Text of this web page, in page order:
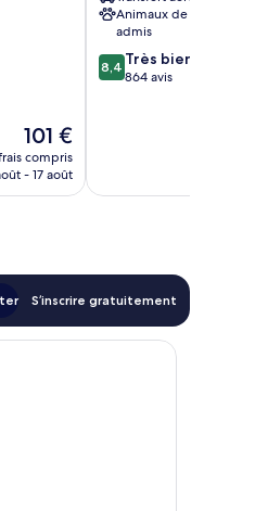
Le
nouveau
prix
101 €
compris
- 17 août
Animaux de compagnie
admis
8.4
sur
8,4 Très bien
864 avis
S’inscrire gratuitement